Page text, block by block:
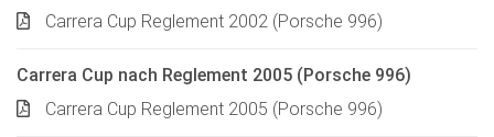
Carrera Cup Reglement 2002 (Porsche 996)
Carrera Cup nach Reglement 2005 (Porsche 996)
Carrera Cup Reglement 2005 (Porsche 996)